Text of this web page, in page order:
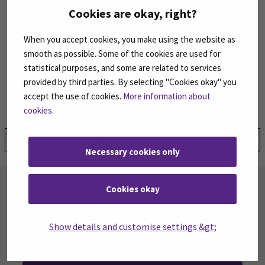
Cookies are okay, right?
When you accept cookies, you make using the website as
smooth as possible. Some of the cookies are used for
statistical purposes, and some are related to services
provided by third parties. By selecting "Cookies okay" you
accept the use of cookies. More information about
cookies.
Necessary cookies only
Cookies okay
Show details and customise settings &gt;
1.9.2019 jälkeen sosionomiopintonsa aloittaneet voivat
työskennellä varhaiskasvatuksessa varhaiskasvatuksen
sosionomi -nimikkeellä. (Varhaiskasvatuslaki 540/2018).
Jaa:
TILAA UUTISKIRJEITÄMME
SEAMK tuottaa uutiskirjeitä eri aiheista.
ajankohtaisista koulutuksista, tapahtumista ja